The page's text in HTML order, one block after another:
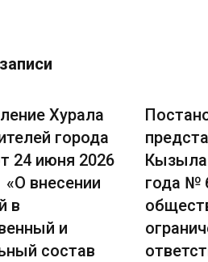
Хурала
города
24 июня 2026
внесении
в
и
состав
Кызыла
года №